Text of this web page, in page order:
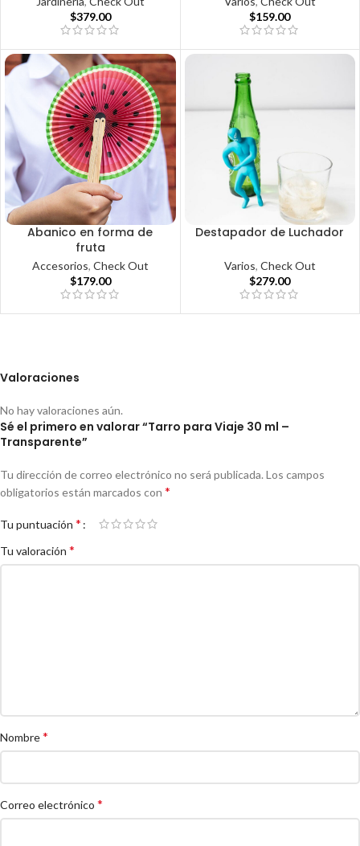
$379.00
$159.00
Abanico en forma de
fruta
Accesorios, Check Out
$179.00
Destapador de Luchador
Varios, Check Out
$279.00
Valoraciones
No hay valoraciones aún.
Sé el primero en valorar “Tarro para Viaje 30 ml –
Transparente”
Tu dirección de correo electrónico no será publicada. Los campos
obligatorios están marcados con *
Tu puntuación *
Tu valoración *
Nombre*
Correo electrónico *